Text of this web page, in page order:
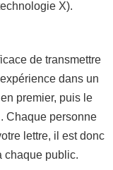
X).
de transmettre
dans un
premier, puis le
Chaque personne
lettre, il est donc
chaque public.